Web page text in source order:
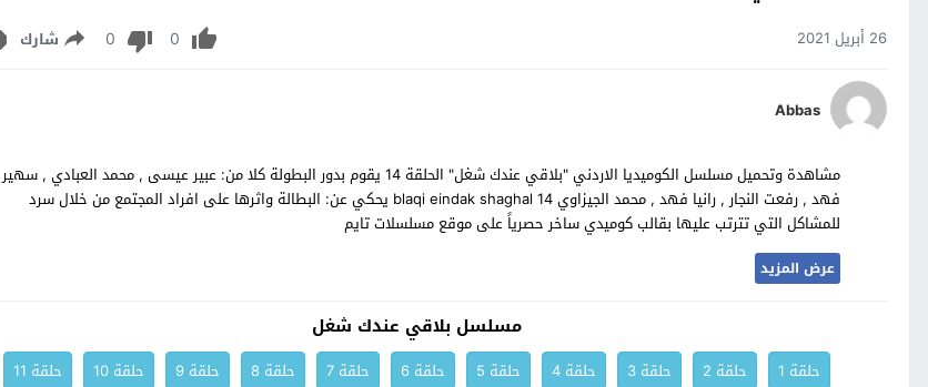
26 أبريل 2021 0
0 شارك
Abbas
مشاهدة وتحميل مسلسل الكوميديا الاردني "بلاقي عندك شغل" الحلقة 14 يقوم بدور البطولة كلا من: عبير عيسى , محمد العبادي , سهير
فهد , رفعت النجار , رانيا فهد , محمد الجيزاوي blaqi eindak shaghal 14 يحكي عن: البطالة واثرها على افراد المجتمع من خلال سرد
للمشاكل التي تترتب عليها بقالب كوميدي ساخر حصرياً على موقع مسلسلات تايم
عرض المزيد
مسلسل بلاقي عندك شغل
حلقة 1 حلقة 2 حلقة 3 حلقة 4 حلقة 5 حلقة 6 حلقة 7 حلقة 8 حلقة 9 حلقة 10
حلقة 11